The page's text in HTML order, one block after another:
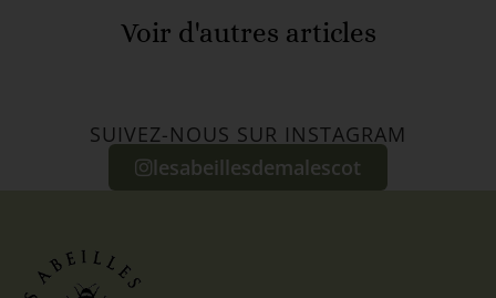
Voir d'autres articles
SUIVEZ-NOUS SUR INSTAGRAM
lesabeillesdemalescot